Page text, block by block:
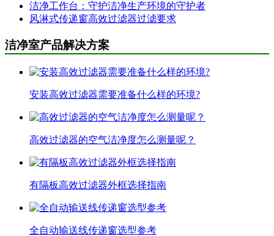
洁净工作台：守护洁净生产环境的守护者
风淋式传递窗高效过滤器过滤要求
洁净室产品解决方案
安装高效过滤器需要准备什么样的环境?
高效过滤器的空气洁净度怎么测量呢？
有隔板高效过滤器外框选择指南
全自动输送线传递窗选型参考